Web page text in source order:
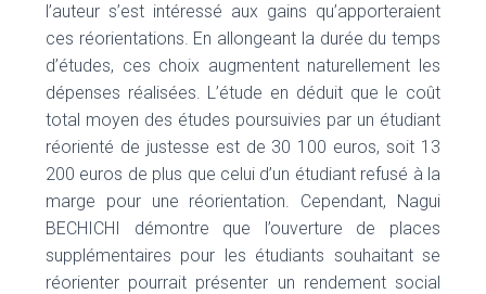
l’auteur s’est intéressé aux gains qu’apporteraient
ces réorientations. En allongeant la durée du temps
d’études, ces choix augmentent naturellement les
dépenses réalisées. L’étude en déduit que le coût
total moyen des études poursuivies par un étudiant
réorienté de justesse est de 30 100 euros, soit 13
200 euros de plus que celui d’un étudiant refusé à la
marge pour une réorientation. Cependant, Nagui
BECHICHI démontre que l’ouverture de places
supplémentaires pour les étudiants souhaitant se
réorienter pourrait présenter un rendement social